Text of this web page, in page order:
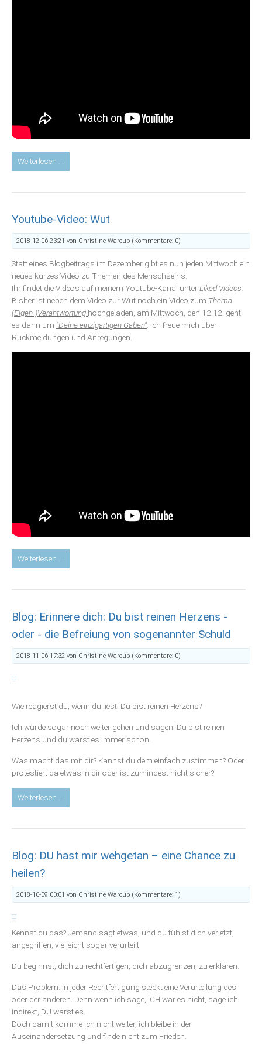
Weiterlesen …
Video:
Aufmerksamkeit
Youtube-Video: Wut
2018-12-06 23:21 von Christine Warcup (Kommentare: 0)
Statt eines Blogbeitrags im Dezember gibt es nun jeden Mittwoch ein
neues kurzes Video zu Themen des Menschseins.
Ihr findet die Videos auf meinem Youtube-Kanal unterLiked Videos.
Bisher ist neben dem Video zur Wut noch ein Video zum Thema
(Eigen-)Verantwortung hochgeladen, am Mittwoch, den 12.12. geht
es dann um "Deine einzigartigen Gaben" . Ich freue mich über
Rückmeldungen und Anregungen.
Weiterlesen …
Video:
Blog: Erinnere dich: Du bist reinen Herzens -
oder - die Befreiung von sogenannter Schuld
2018-11-06 17:32 von Christine Warcup (Kommentare: 0)
Wie reagierst du, wenn du liest: Du bist reinen Herzens?
Ich würde sogar noch weiter gehen und sagen: Du bist reinen
Herzens und du warst es immer schon.
Was macht das mit dir? Kannst du dem einfach zustimmen? Oder
protestiert da etwas in dir oder ist zumindest nicht sicher?
Weiterlesen …
Erinnere
reinen
oder
Befreiung
von
Schuld
Blog: DU hast mir wehgetan – eine Chance zu
heilen?
2018-10-09 00:01 von Christine Warcup (Kommentare: 1)
Kennst du das? Jemand sagt etwas, und du fühlst dich verletzt,
angegriffen, vielleicht sogar verurteilt.
Du beginnst, dich zu rechtfertigen, dich abzugrenzen, zu erklären.
Das Problem: In jeder Rechtfertigung steckt eine Verurteilung des
oder der anderen. Denn wenn ich sage, ICH war es nicht, sage ich
indirekt, DU warst es.
Doch damit komme ich nicht weiter, ich bleibe in der
Auseinandersetzung und finde nicht zum Frieden.